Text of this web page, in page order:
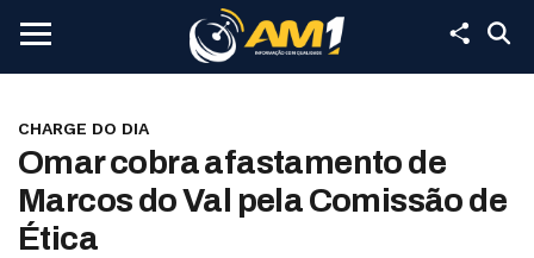
CHARGE DO DIA
Omar cobra afastamento de
Marcos do Val pela Comissão de
Ética